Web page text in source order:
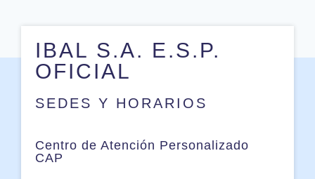
IBAL S.A. E.S.P.
OFICIAL
SEDES Y HORARIOS
Centro de Atención Personalizado
CAP